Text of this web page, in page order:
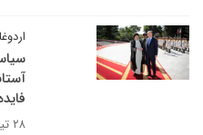
۲۸ تیر ۱۴۰۱